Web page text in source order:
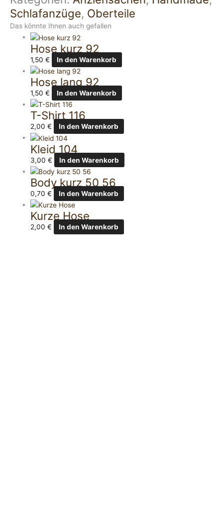
Schlafanzüge, Oberteile
Das könnte Ihnen auch gefallen
Hose kurz 92
1,50€ In den Warenkorb
Hose lang 92
1,50€ In den Warenkorb
T-Shirt 116
2,00€ In den Warenkorb
Kleid 104
3,00€ In den Warenkorb
Body kurz 50 56
0,70€ In den Warenkorb
Kurze Hose
2,00€ In den Warenkorb